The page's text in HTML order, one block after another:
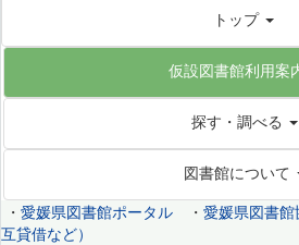
トップ
仮設図書館利用案
探す・調べる
図書館について
・ 愛媛県図書館ポータル ・ 愛媛県図書館
互貸借など）